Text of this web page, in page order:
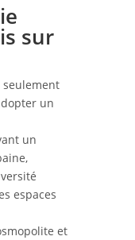
sur
seulement
un
un
espaces
et